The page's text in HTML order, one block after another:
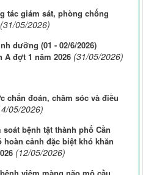
tác giám sát, phòng chống
(31/05/2026)
dưỡng (01 - 02/6/2026)
đợt 1 năm 2026 (31/05/2026)
chẩn đoán, chăm sóc và điều
05/2026)
bệnh tật thành phố Cần
cảnh đặc biệt khó khăn
(12/05/2026)